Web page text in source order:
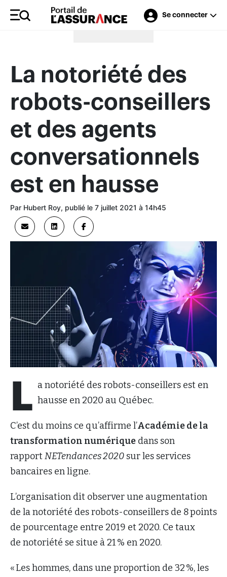
Se connecter
Merci à nos annonceurs
La notoriété des
robots-conseillers
et des agents
conversationnels
est en hausse
Par Hubert Roy, publié le 7 juillet 2021 à 14h45
L a notoriété des robots-conseillers est en
hausse en 2020 au Québec.
C’est du moins ce qu’affirme l’Académie de la
transformation numérique dans son
rapportNETendances 2020 sur les services
bancaires en ligne.
L’organisation dit observer une augmentation
de la notoriété des robots-conseillers de 8 points
de pourcentage entre 2019 et 2020. Ce taux
de notoriété se situe à 21 % en 2020.
« Les hommes, dans une proportion de 32 %, les